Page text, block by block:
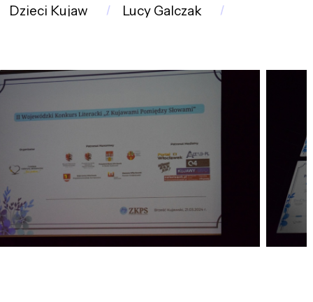
Dzieci Kujaw
Lucy Galczak